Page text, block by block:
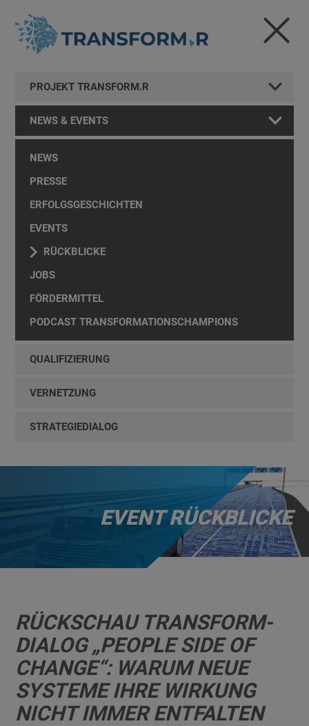
PROJEKT TRANSFORM.R
NEWS & EVENTS
NEWS
PRESSE
ERFOLGSGESCHICHTEN
EVENTS
RÜCKBLICKE
JOBS
FÖRDERMITTEL
PODCAST TRANSFORMATIONSCHAMPIONS
QUALIFIZIERUNG
VERNETZUNG
STRATEGIEDIALOG
EVENT RÜCKBLICKE
RÜCKSCHAU TRANSFORM-
DIALOG „PEOPLE SIDE OF
CHANGE“: WARUM NEUE
SYSTEME IHRE WIRKUNG
NICHT IMMER ENTFALTEN